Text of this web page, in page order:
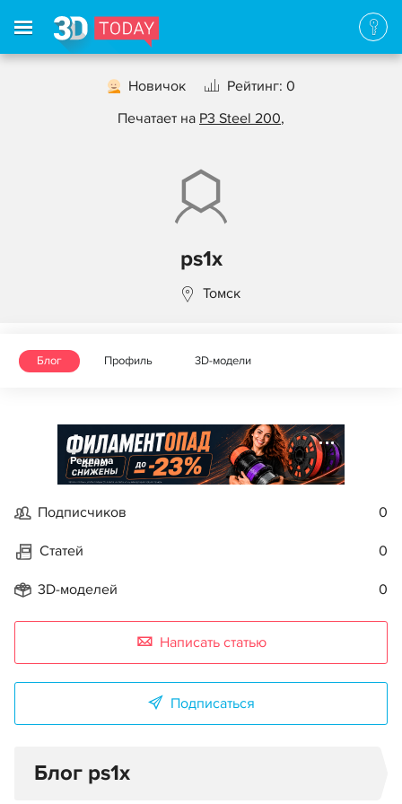
Новичок
Рейтинг: 0
Печатает на P3 Steel 200,
ps1x
Томск
Блог Профиль 3D-модели
Реклама
Подписчиков 0
Статей 0
3D-моделей 0
Написать статью
Подписаться
Блог ps1x